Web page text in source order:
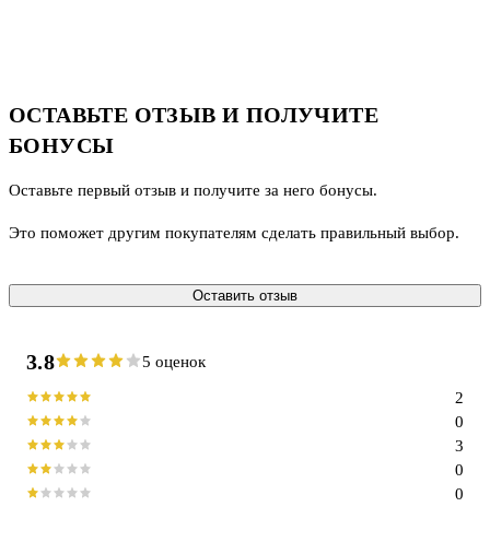
ОСТАВЬТЕ ОТЗЫВ И ПОЛУЧИТЕ
БОНУСЫ
Оставьте первый отзыв и получите за него бонусы.
Это поможет другим покупателям сделать правильный выбор.
Оставить отзыв
3.8 5 оценок
0
0
3
0
2